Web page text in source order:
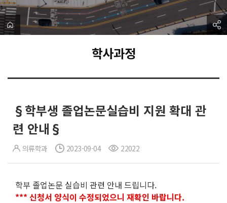
학사과정
§학부생 졸업논문실습비 지원 확대 관
련 안내§
의류학과 2023-09-04 22022
학부 졸업논문 실습비 관련 안내 드립니다.
*** 신청서 양식이 수정되었으니 재확인 바랍니다.